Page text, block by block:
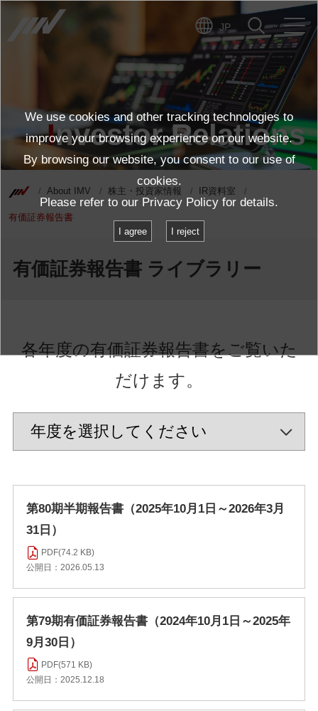
JP
Investor Relations
About IMV 株主・投資家情報 IR資料室
有価証券報告書
有価証券報告書 ライブラリー
各年度の有価証券報告書をご覧いた
だけます。
第80期半期報告書（2025年10月1日～2026年3月
31日）
PDF(74.2 KB)
公開日：2026.05.13
第79期有価証券報告書（2024年10月1日～2025年
9月30日）
PDF(571 KB)
公開日：2025.12.18
We use cookies and other tracking technologies to
improve your browsing experience on our website.
By browsing our website, you consent to our use of
cookies.
Please refer to our Privacy Policy for details.
I agree I reject